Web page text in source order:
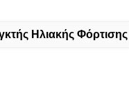
Ηλιακής Φόρτισης